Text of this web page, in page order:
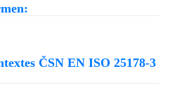
ČSN EN ISO 25178-3